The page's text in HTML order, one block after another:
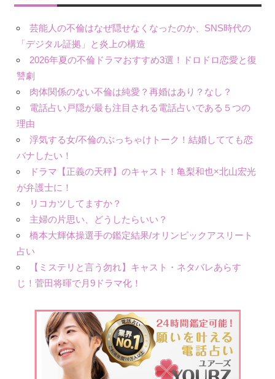
芸能人の不倫はなぜ隠せなくなったのか、SNS時代の
「デジタル証拠」と炎上の構造
2026年夏の不倫ドラマおすすめ3選！ドロドロ恋愛と復
讐劇
肉体関係のない不倫は純愛？再婚はあり？なし？
電話占い戸隠が最も注目される電話占いである５つの
理由
浮気する女/不倫のぶっちゃけトーク！結婚してても恋
バナしたい！
ドラマ【正義の天秤】のキャスト！亀梨和也×北山宏光
が弁護士に！
リコカツしてますか？
主婦の片思い、どうしたらいい？
橋本大輝体操選手の鑑定結果/オリンピックアスリート
占い
【ミステリと言う勿れ】キャスト・ネタバレあらす
じ！菅田将暉で月9ドラマ化！